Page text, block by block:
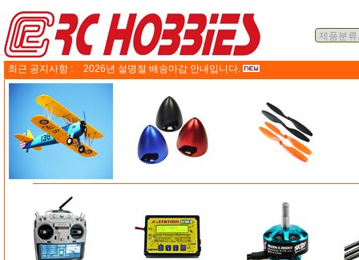
최근 공지사항 : 2026년 설명절 배송마감 안내입니다.